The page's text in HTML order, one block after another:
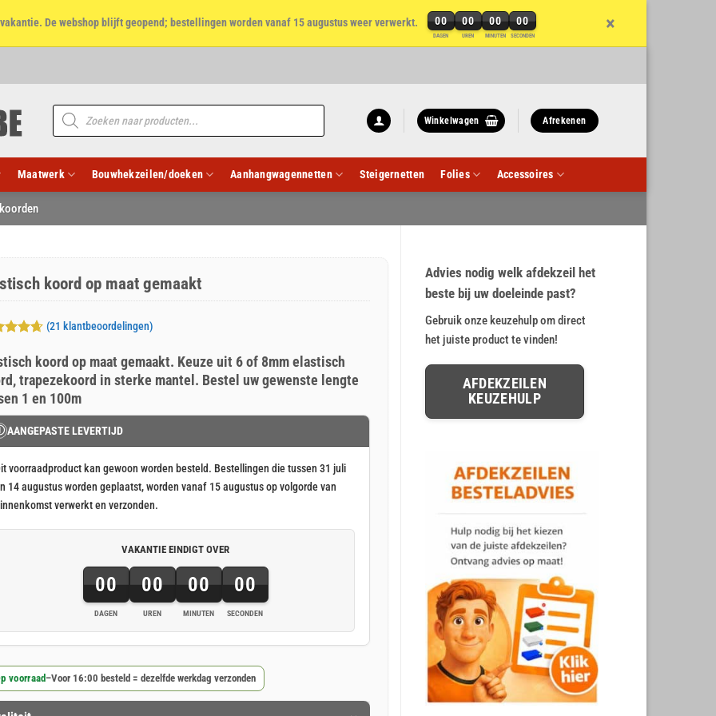
De webshop blijft geopend; bestellingen worden vanaf 15 augustus weer verwerkt. 00
DAGEN
00
UREN
00
MINUTEN
00
SECONDEN
×
Producten
zoeken
Winkelwagen Afrekenen
Maatwerk Bouwhekzeilen/doeken Aanhangwagennetten Steigernetten Folies Accessoires
Advies nodig welk afdekzeil het
beste bij uw doeleinde past?
Gebruik onze keuzehulp om direct
het juiste product te vinden!
AFDEKZEILEN
KEUZEHULP
koord op maat gemaakt
op 5
(21 klantbeoordelingen)
koord op maat gemaakt. Keuze uit 6 of 8mm elastisch
trapezekoord in sterke mantel. Bestel uw gewenste lengte
1 en 100m
AANGEPASTE LEVERTIJD
voorraadproduct kan gewoon worden besteld. Bestellingen die tussen 31 juli
14 augustus worden geplaatst, worden vanaf 15 augustus op volgorde van
verwerkt en verzonden.
VAKANTIE EINDIGT OVER
00
DAGEN
00
UREN
00
MINUTEN
00
SECONDEN
voorraad–Voor 16:00 besteld = dezelfde werkdag verzonden